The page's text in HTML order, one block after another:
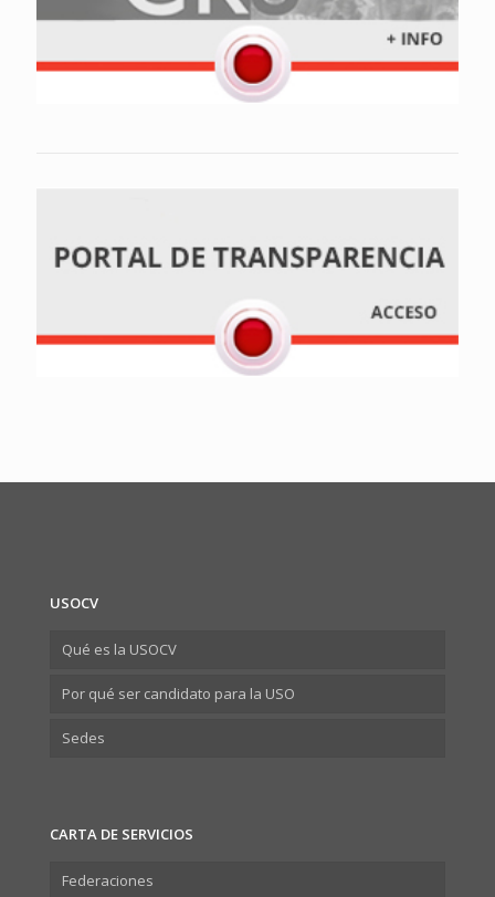
USOCV
Qué es la USOCV
Por qué ser candidato para la USO
Sedes
CARTA DE SERVICIOS
Federaciones